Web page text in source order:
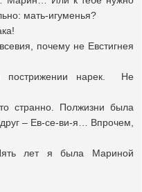
мать-игуменья?
почему не Евстигнея
пострижении нарек. Не
странно. Полжизни была
– Ев-се-ви-я… Впрочем,
лет я была Мариной